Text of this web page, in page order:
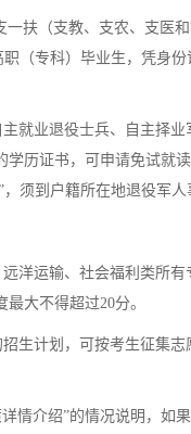
扶（支教、支农、支医
（专科）毕业生，凭身
就业退役士兵、自主择
历证书，可申请免试就
，须到户籍所在地退役军
洋运输、社会福利类所
大不得超过20分。
生计划，可按考生征集
情介绍”的情况说明，如